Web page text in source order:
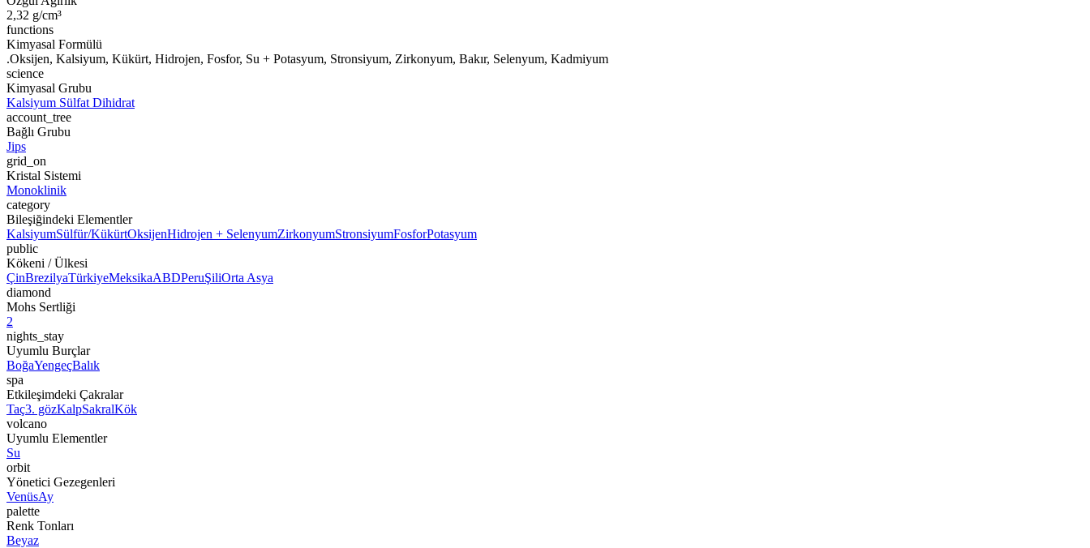
2,32 g/cm³
functions
Kimyasal Formülü
.Oksijen, Kalsiyum, Kükürt, Hidrojen, Fosfor, Su + Potasyum, Stronsiyum, Zirkonyum, Bakır, Selenyum, Kadmiyum
science
Kimyasal Grubu
Kalsiyum Sülfat Dihidrat
account_tree
Bağlı Grubu
Jips
grid_on
Kristal Sistemi
Monoklinik
category
Bileşiğindeki Elementler
KalsiyumSülfür/KükürtOksijenHidrojen + SelenyumZirkonyumStronsiyumFosforPotasyum
public
Kökeni / Ülkesi
ÇinBrezilyaTürkiyeMeksikaABDPeruŞiliOrta Asya
diamond
Mohs Sertliği
2
nights_stay
Uyumlu Burçlar
BoğaYengeçBalık
spa
Etkileşimdeki Çakralar
Taç3. gözKalpSakralKök
volcano
Uyumlu Elementler
Su
orbit
Yönetici Gezegenleri
VenüsAy
palette
Renk Tonları
Beyaz